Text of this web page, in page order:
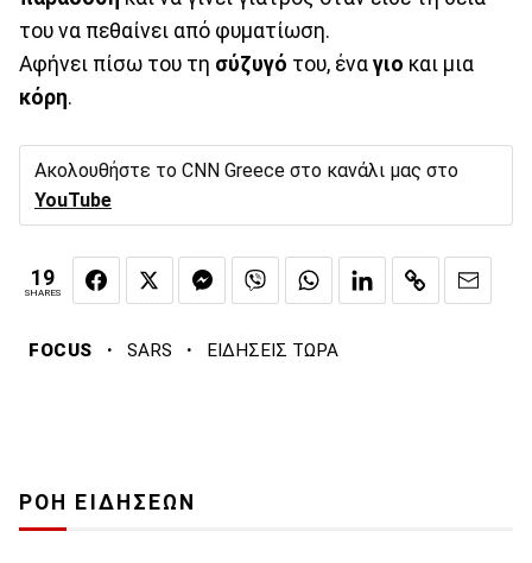
του να πεθαίνει από φυματίωση.
Αφήνει πίσω του τη σύζυγό του, ένα γιο και μια
κόρη.
Ακολουθήστε το CNN Greece στο κανάλι μας στο
YouTube
19
SHARES
FOCUS · SARS · ΕΙΔΗΣΕΙΣ ΤΩΡΑ
ΡΟΗ ΕΙΔΗΣΕΩΝ